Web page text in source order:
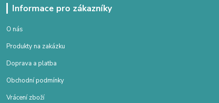
Informace pro zákazníky
O nás
Produkty na zakázku
Doprava a platba
Obchodní podmínky
Vrácení zboží